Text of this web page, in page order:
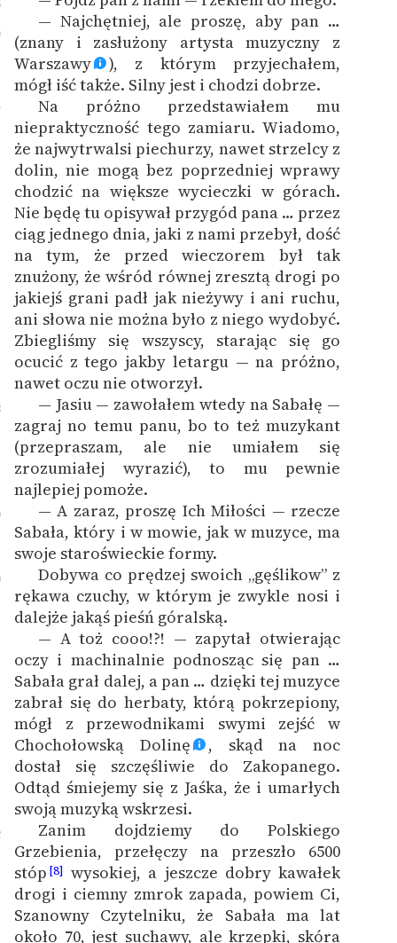
— Najchętniej, ale proszę, aby pan …
(znany i zasłużony artysta muzyczny z
Warszawy
), z którym przyjechałem,
mógł iść także. Silny jest i chodzi dobrze.
Na próżno przedstawiałem mu
niepraktyczność tego zamiaru. Wiadomo,
że najwytrwalsi piechurzy, nawet strzelcy z
dolin, nie mogą bez poprzedniej wprawy
chodzić na większe wycieczki w górach.
Nie będę tu opisywał przygód pana … przez
ciąg jednego dnia, jaki z nami przebył, dość
na tym, że przed wieczorem był tak
znużony, że wśród równej zresztą drogi po
jakiejś grani padł jak nieżywy i ani ruchu,
ani słowa nie można było z niego wydobyć.
Zbiegliśmy się wszyscy, starając się go
ocucić z tego jakby letargu — na próżno,
nawet oczu nie otworzył.
— Jasiu — zawołałem wtedy na Sabałę —
zagraj no temu panu, bo to też muzykant
(przepraszam, ale nie umiałem się
zrozumiałej wyrazić), to mu pewnie
najlepiej pomoże.
— A zaraz, proszę Ich Miłości — rzecze
Sabała, który i w mowie, jak w muzyce, ma
swoje staroświeckie formy.
Dobywa co prędzej swoich „gęślikow” z
rękawa czuchy, w którym je zwykle nosi i
dalejże jakąś pieśń góralską.
— A toż cooo!?! — zapytał otwierając
oczy i machinalnie podnosząc się pan …
Sabała grał dalej, a pan … dzięki tej muzyce
zabrał się do herbaty, którą pokrzepiony,
mógł z przewodnikami swymi zejść w
Chochołowską Dolinę
, skąd na noc
dostał się szczęśliwie do Zakopanego.
Odtąd śmiejemy się z Jaśka, że i umarłych
swoją muzyką wskrzesi.
Zanim dojdziemy do Polskiego
Grzebienia, przełęczy na przeszło 6500
stóp [8] wysokiej, a jeszcze dobry kawałek
drogi i ciemny zmrok zapada, powiem Ci,
Szanowny Czytelniku, że Sabała ma lat
około 70, jest suchawy, ale krzepki, skóra